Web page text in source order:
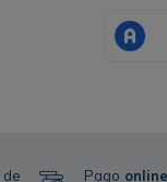
de
Pago online